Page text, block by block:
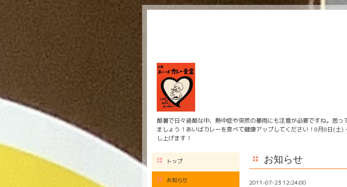
酷暑で日々過酷な中、熱中症や突然の豪雨にも注意が必要ですね。思
ましょう！あいばカレーを食べて健康アップしてください！8月8日(土
し上げます！
お知らせ
2011-07-23 12:24:00
トップ
お知らせ